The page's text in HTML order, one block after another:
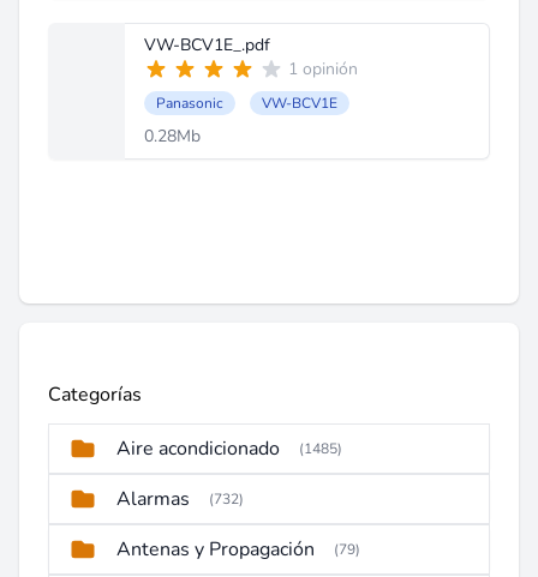
VW-BCV1E_.pdf
1 opinión
Panasonic VW-BCV1E
0.28Mb
Categorías
Aire acondicionado (1485)
Alarmas (732)
Antenas y Propagación (79)